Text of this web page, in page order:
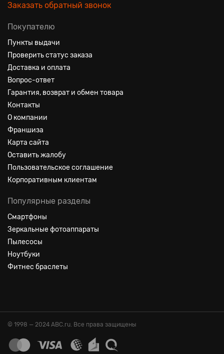
Заказать обратный звонок
Покупателю
Пункты выдачи
Проверить статус заказа
Доставка и оплата
Вопрос-ответ
Гарантия, возврат и обмен товара
Контакты
О компании
Франшиза
Карта сайта
Оставить жалобу
Пользовательское соглашение
Корпоративным клиентам
Популярные разделы
Смартфоны
Зеркальные фотоаппараты
Пылесосы
Ноутбуки
Фитнес браслеты
© 1998 — 2024 ABC.ru. Все права защищены